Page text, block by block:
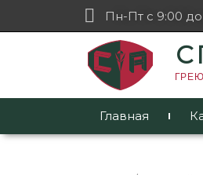
Пн-Пт с 9:00 до
Главная